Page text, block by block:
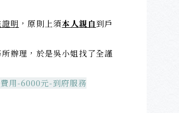
明 ，原則上須本人親自到戶
辦理，於是吳小姐找了全謹
用-6000元-到府服務